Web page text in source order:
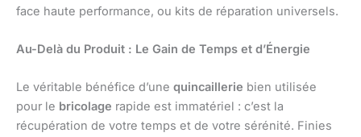
face haute performance, ou kits de réparation universels.
Au-Delà du Produit : Le Gain de Temps et d’Énergie
Le véritable bénéfice d’une quincaillerie bien utilisée
pour le bricolage rapide est immatériel : c’est la
récupération de votre temps et de votre sérénité. Finies